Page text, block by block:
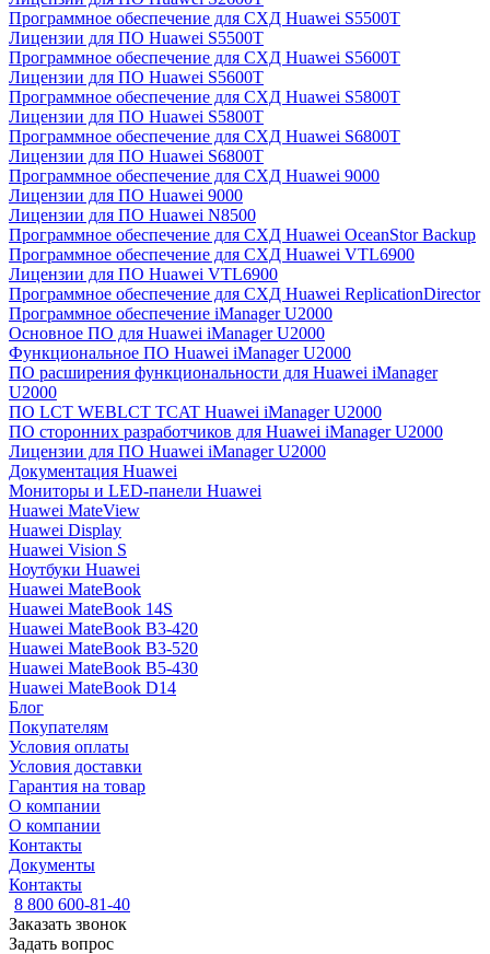
Программное обеспечение для СХД Huawei S5500T
Лицензии для ПО Huawei S5500T
Программное обеспечение для СХД Huawei S5600T
Лицензии для ПО Huawei S5600T
Программное обеспечение для СХД Huawei S5800T
Лицензии для ПО Huawei S5800T
Программное обеспечение для СХД Huawei S6800T
Лицензии для ПО Huawei S6800T
Программное обеспечение для СХД Huawei 9000
Лицензии для ПО Huawei 9000
Лицензии для ПО Huawei N8500
Программное обеспечение для СХД Huawei OceanStor Backup
Программное обеспечение для СХД Huawei VTL6900
Лицензии для ПО Huawei VTL6900
Программное обеспечение для СХД Huawei ReplicationDirector
Программное обеспечение iManager U2000
Основное ПО для Huawei iManager U2000
Функциональное ПО Huawei iManager U2000
ПО расширения функциональности для Huawei iManager
U2000
ПО LCT WEBLCT TCAT Huawei iManager U2000
ПО сторонних разработчиков для Huawei iManager U2000
Лицензии для ПО Huawei iManager U2000
Документация Huawei
Мониторы и LED-панели Huawei
Huawei MateView
Huawei Display
Huawei Vision S
Ноутбуки Huawei
Huawei MateBook
Huawei MateBook 14S
Huawei MateBook B3-420
Huawei MateBook B3-520
Huawei MateBook B5-430
Huawei MateBook D14
Блог
Покупателям
Условия оплаты
Условия доставки
Гарантия на товар
О компании
О компании
Контакты
Документы
Контакты
8 800 600-81-40
Заказать звонок
Задать вопрос